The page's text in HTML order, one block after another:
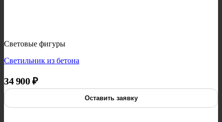
Световые фигуры
Светильник из бетона
34 900₽
Оставить заявку